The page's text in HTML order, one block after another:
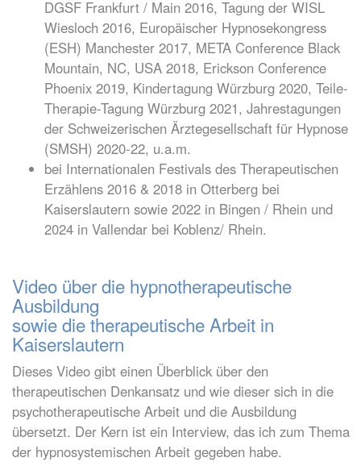
DGSF Frankfurt / Main 2016, Tagung der WISL
Wiesloch 2016, Europäischer Hypnosekongress
(ESH) Manchester 2017, META Conference Black
Mountain, NC, USA 2018, Erickson Conference
Phoenix 2019, Kindertagung Würzburg 2020, Teile-
Therapie-Tagung Würzburg 2021, Jahrestagungen
der Schweizerischen Ärztegesellschaft für Hypnose
(SMSH) 2020-22, u.a.m.
bei Internationalen Festivals des Therapeutischen
Erzählens 2016 & 2018 in Otterberg bei
Kaiserslautern sowie 2022 in Bingen / Rhein und
2024 in Vallendar bei Koblenz/ Rhein.
Video über die hypnotherapeutische
Ausbildung
sowie die therapeutische Arbeit in
Kaiserslautern
Dieses Video gibt einen Überblick über den
therapeutischen Denkansatz und wie dieser sich in die
psychotherapeutische Arbeit und die Ausbildung
übersetzt. Der Kern ist ein Interview, das ich zum Thema
der hypnosystemischen Arbeit gegeben habe.